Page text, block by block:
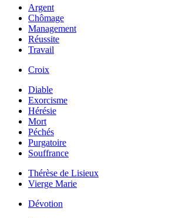
Argent
Chômage
Management
Réussite
Travail
Croix
Diable
Exorcisme
Hérésie
Mort
Péchés
Purgatoire
Souffrance
Thérèse de Lisieux
Vierge Marie
Dévotion